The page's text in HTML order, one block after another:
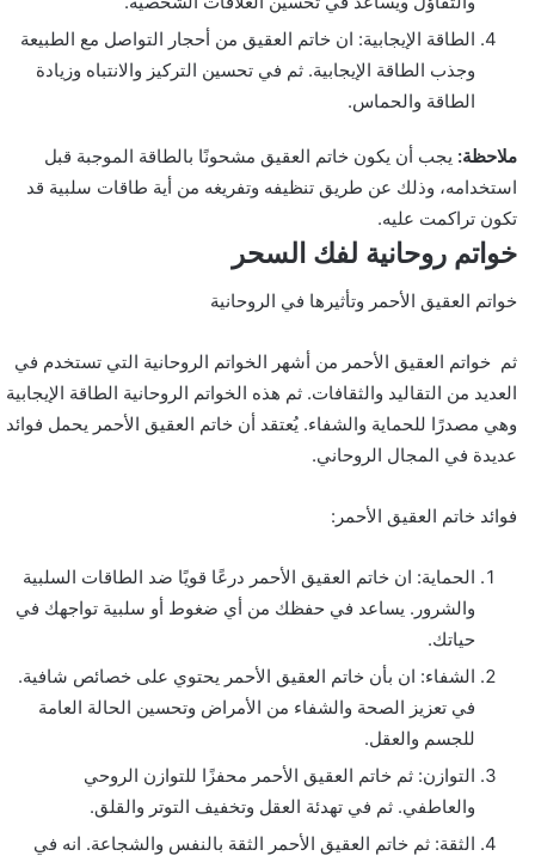
الطاقة الإيجابية: ان خاتم العقيق من أحجار التواصل مع الطبيعة
وجذب الطاقة الإيجابية. ثم في تحسين التركيز والانتباه وزيادة
الطاقة والحماس.
ملاحظة: يجب أن يكون خاتم العقيق مشحونًا بالطاقة الموجبة قبل
استخدامه، وذلك عن طريق تنظيفه وتفريغه من أية طاقات سلبية قد
تكون تراكمت عليه.
خواتم روحانية لفك السحر
خواتم العقيق الأحمر وتأثيرها في الروحانية
ثم خواتم العقيق الأحمر من أشهر الخواتم الروحانية التي تستخدم في
العديد من التقاليد والثقافات. ثم هذه الخواتم الروحانية الطاقة الإيجابية
وهي مصدرًا للحماية والشفاء. يُعتقد أن خاتم العقيق الأحمر يحمل فوائد
عديدة في المجال الروحاني.
فوائد خاتم العقيق الأحمر:
الحماية: ان خاتم العقيق الأحمر درعًا قويًا ضد الطاقات السلبية
والشرور. يساعد في حفظك من أي ضغوط أو سلبية تواجهك في
حياتك.
الشفاء: ان بأن خاتم العقيق الأحمر يحتوي على خصائص شافية.
في تعزيز الصحة والشفاء من الأمراض وتحسين الحالة العامة
للجسم والعقل.
التوازن: ثم خاتم العقيق الأحمر محفزًا للتوازن الروحي
والعاطفي. ثم في تهدئة العقل وتخفيف التوتر والقلق.
الثقة: ثم خاتم العقيق الأحمر الثقة بالنفس والشجاعة. انه في